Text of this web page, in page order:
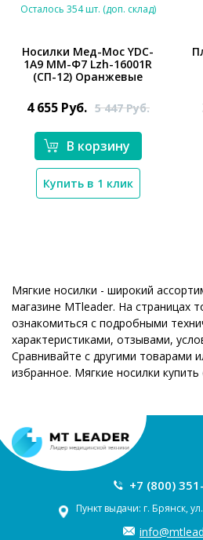
*}
Осталось 354 шт. (доп. склад)
Носилки Мед-Мос YDC-
1A9 ММ-Ф7 Lzh-16001R
(СП-12) Оранжевые
4 655 Руб. 5 447Руб.
В корзину
Купить в 1 клик
Мягкие носилки - широкий
магазине MTleader. На страницах
ознакомиться с подробными
характеристиками, отзывами,
Сравнивайте с другими товарами
избранное. Мягкие носилки купить
+7 (800)
Пункт выдачи: г. Брянск,